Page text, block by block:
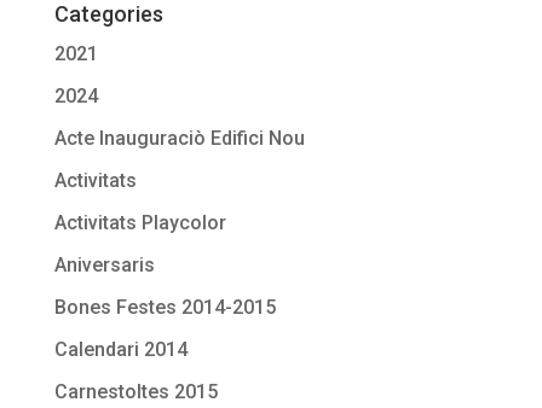
Categories
2021
2024
Acte Inauguraciò Edifici Nou
Activitats
Activitats Playcolor
Aniversaris
Bones Festes 2014-2015
Calendari 2014
Carnestoltes 2015